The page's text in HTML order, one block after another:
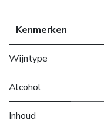
Kenmerken
Wijntype
Alcohol
Inhoud